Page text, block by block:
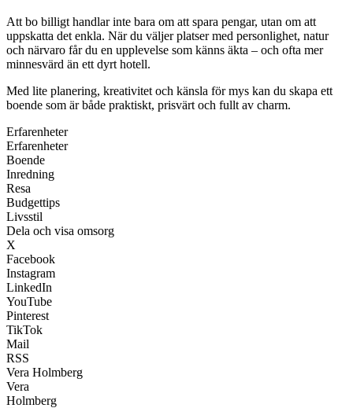
Att bo billigt handlar inte bara om att spara pengar, utan om att
uppskatta det enkla. När du väljer platser med personlighet, natur
och närvaro får du en upplevelse som känns äkta – och ofta mer
minnesvärd än ett dyrt hotell.
Med lite planering, kreativitet och känsla för mys kan du skapa ett
boende som är både praktiskt, prisvärt och fullt av charm.
Erfarenheter
Erfarenheter
Boende
Inredning
Resa
Budgettips
Livsstil
Dela och visa omsorg
X
Facebook
Instagram
LinkedIn
YouTube
Pinterest
TikTok
Mail
RSS
Vera Holmberg
Vera
Holmberg